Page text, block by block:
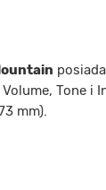
Tone i
mm).